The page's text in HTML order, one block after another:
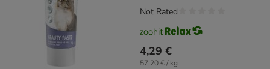
4,29 €
57,20 € / kg
Not Rated